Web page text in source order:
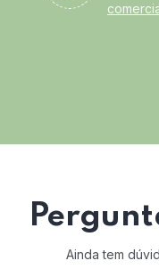
Ainda tem